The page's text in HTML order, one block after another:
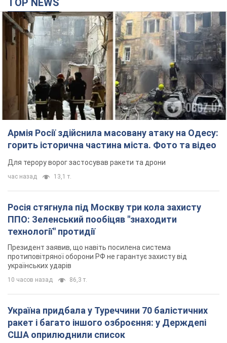
Армія Росії здійснила масовану атаку на Одесу:
горить історична частина міста. Фото та відео
Для терору ворог застосував ракети та дрони
час назад 13,1 т.
Росія стягнула під Москву три кола захисту
ППО: Зеленський пообіцяв "знаходити
технології" протидії
Президент заявив, що навіть посилена система
українських ударів
10 часов назад 86,3 т.
Україна придбала у Туреччини 70 балістичних
ракет і багато іншого озброєння: у Держдепі
США оприлюднили список
Держдеп вже поставив до відома американський Конгрес
11 часов назад 14,4 т.